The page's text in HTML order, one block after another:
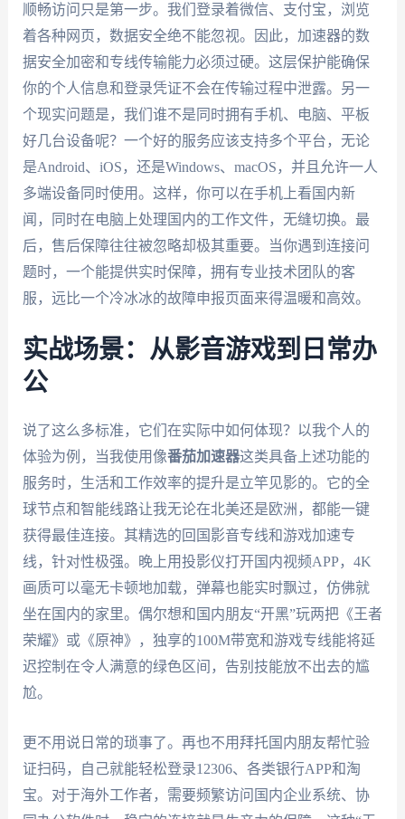
顺畅访问只是第一步。我们登录着微信、支付宝，浏览
着各种网页，数据安全绝不能忽视。因此，加速器的数
据安全加密和专线传输能力必须过硬。这层保护能确保
你的个人信息和登录凭证不会在传输过程中泄露。另一
个现实问题是，我们谁不是同时拥有手机、电脑、平板
好几台设备呢？一个好的服务应该支持多个平台，无论
是Android、iOS，还是Windows、macOS，并且允许一人
多端设备同时使用。这样，你可以在手机上看国内新
闻，同时在电脑上处理国内的工作文件，无缝切换。最
后，售后保障往往被忽略却极其重要。当你遇到连接问
题时，一个能提供实时保障，拥有专业技术团队的客
服，远比一个冷冰冰的故障申报页面来得温暖和高效。
实战场景：从影音游戏到日常办
公
说了这么多标准，它们在实际中如何体现？以我个人的
体验为例，当我使用像番茄加速器这类具备上述功能的
服务时，生活和工作效率的提升是立竿见影的。它的全
球节点和智能线路让我无论在北美还是欧洲，都能一键
获得最佳连接。其精选的回国影音专线和游戏加速专
线，针对性极强。晚上用投影仪打开国内视频APP，4K
画质可以毫无卡顿地加载，弹幕也能实时飘过，仿佛就
坐在国内的家里。偶尔想和国内朋友“开黑”玩两把《王者
荣耀》或《原神》，独享的100M带宽和游戏专线能将延
迟控制在令人满意的绿色区间，告别技能放不出去的尴
尬。
更不用说日常的琐事了。再也不用拜托国内朋友帮忙验
证扫码，自己就能轻松登录12306、各类银行APP和淘
宝。对于海外工作者，需要频繁访问国内企业系统、协